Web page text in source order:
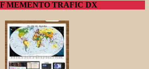
MEMENTO TRAFIC DX